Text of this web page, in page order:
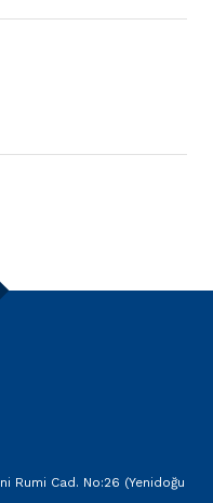
Rumi Cad. No:26 (Yenidoğu